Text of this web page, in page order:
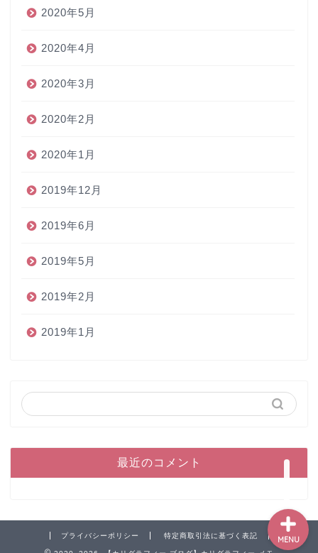
2020年5月
2020年4月
2020年3月
2020年2月
2020年1月
2019年12月
2019年6月
2019年5月
2019年2月
2019年1月
最近のコメント
プライバシーポリシー 特定商取引法に基づく表記 MENU
インク